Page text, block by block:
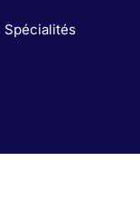
Spécialités